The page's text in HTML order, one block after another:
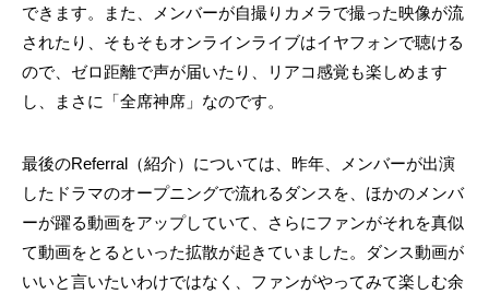
できます。また、メンバーが自撮りカメラで撮った映像が流
されたり、そもそもオンラインライブはイヤフォンで聴ける
ので、ゼロ距離で声が届いたり、リアコ感覚も楽しめます
し、まさに「全席神席」なのです。
最後のReferral（紹介）については、昨年、メンバーが出演
したドラマのオープニングで流れるダンスを、ほかのメンバ
ーが躍る動画をアップしていて、さらにファンがそれを真似
て動画をとるといった拡散が起きていました。ダンス動画が
いいと言いたいわけではなく、ファンがやってみて楽しむ余